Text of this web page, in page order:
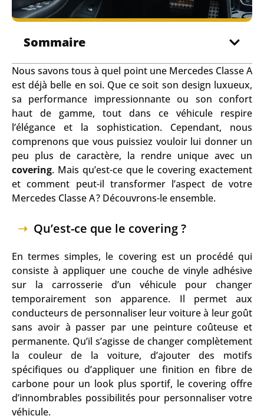
Sommaire
Nous savons tous à quel point une Mercedes Classe A
est déjà belle en soi. Que ce soit son design luxueux,
sa performance impressionnante ou son confort
haut de gamme, tout dans ce véhicule respire
l’élégance et la sophistication. Cependant, nous
comprenons que vous puissiez vouloir lui donner un
peu plus de caractère, la rendre unique avec un
covering. Mais qu’est-ce que le covering exactement
et comment peut-il transformer l’aspect de votre
Mercedes Classe A ? Découvrons-le ensemble.
Qu’est-ce que le covering ?
En termes simples, le covering est un procédé qui
consiste à appliquer une couche de vinyle adhésive
sur la carrosserie d’un véhicule pour changer
temporairement son apparence. Il permet aux
conducteurs de personnaliser leur voiture à leur goût
sans avoir à passer par une peinture coûteuse et
permanente. Qu’il s’agisse de changer complètement
la couleur de la voiture, d’ajouter des motifs
spécifiques ou d’appliquer une finition en fibre de
carbone pour un look plus sportif, le covering offre
d’innombrables possibilités pour personnaliser votre
véhicule.